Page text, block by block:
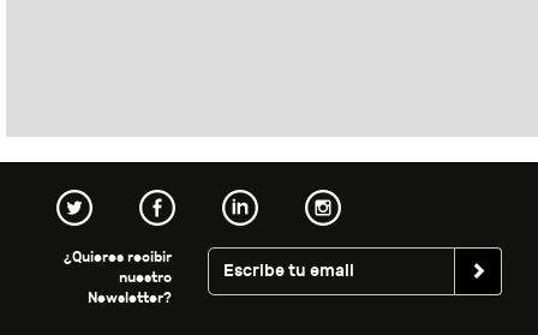
¿Quieres recibir
nuestro
Newsletter?